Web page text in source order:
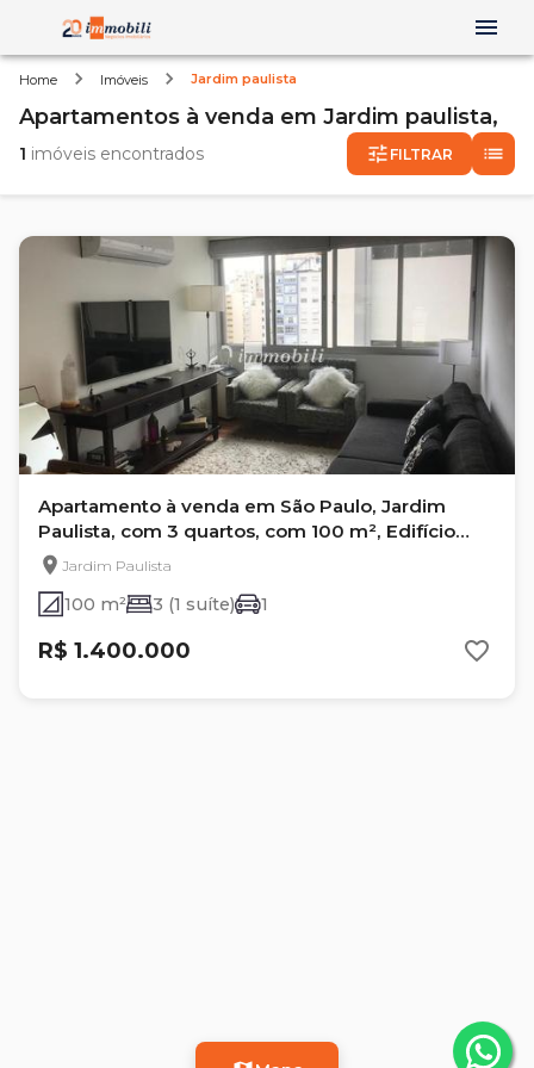
Home Imóveis Jardim paulista
Apartamentos à venda em Jardim paulista,
1 imóveis encontrados FILTRAR
Apartamento à venda em São Paulo, Jardim
Paulista, com 3 quartos, com 100 m², Edifício
Bob Kennedy
Jardim Paulista
100 m² 3 (1 suíte) 1
R$ 1.400.000